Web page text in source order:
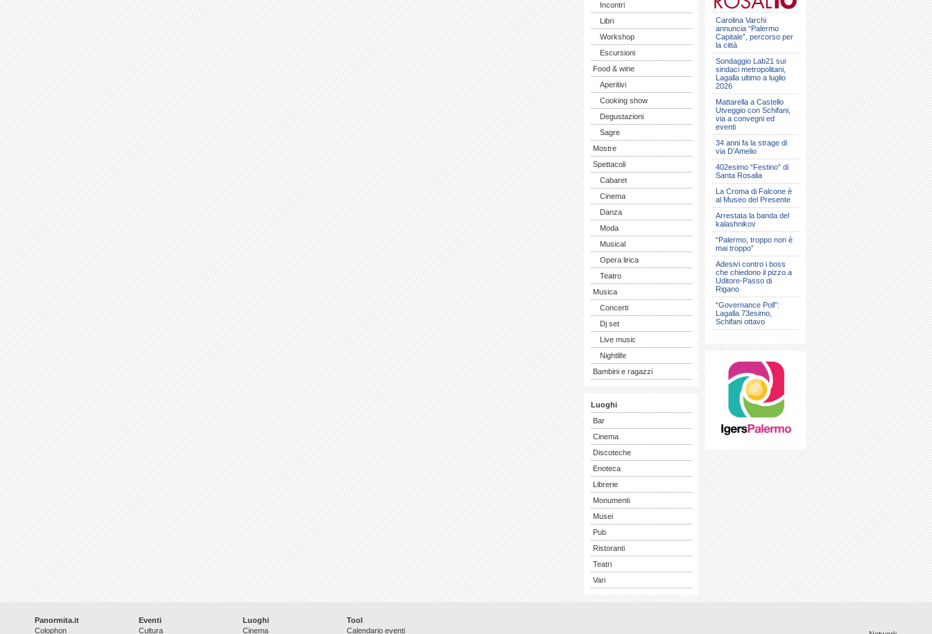
Incontri
Libri
Workshop
Escursioni
Food & wine
Aperitivi
Cooking show
Degustazioni
Sagre
Mostre
Spettacoli
Cabaret
Cinema
Danza
Moda
Musical
Opera lirica
Teatro
Musica
Concerti
Dj set
Live music
Nightlife
Bambini e ragazzi
Luoghi
Bar
Cinema
Discoteche
Enoteca
Librerie
Monumenti
Musei
Pub
Ristoranti
Teatri
Vari
Carolina Varchi
annuncia “Palermo
Capitale”, percorso per
la città
Sondaggio Lab21 sui
sindaci metropolitani,
Lagalla ultimo a luglio
2026
Mattarella a Castello
Utveggio con Schifani,
via a convegni ed
eventi
34 anni fa la strage di
via D’Amelio
402esimo “Festino” di
Santa Rosalia
La Croma di Falcone è
al Museo del Presente
Arrestata la banda del
kalashnikov
“Palermo, troppo non è
mai troppo”
Adesivi contro i boss
che chiedono il pizzo a
Uditore-Passo di
Rigano
“Governance Poll”:
Lagalla 73esimo,
Schifani ottavo
Panormita.it
Colophon
Eventi
Cultura
Luoghi
Cinema
Tool
Calendario eventi